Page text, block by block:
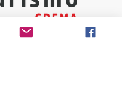
al Turismo di Crema